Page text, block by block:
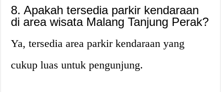
8. Apakah tersedia parkir kendaraan
di area wisata Malang Tanjung Perak?
Ya, tersedia area parkir kendaraan yang
cukup luas untuk pengunjung.